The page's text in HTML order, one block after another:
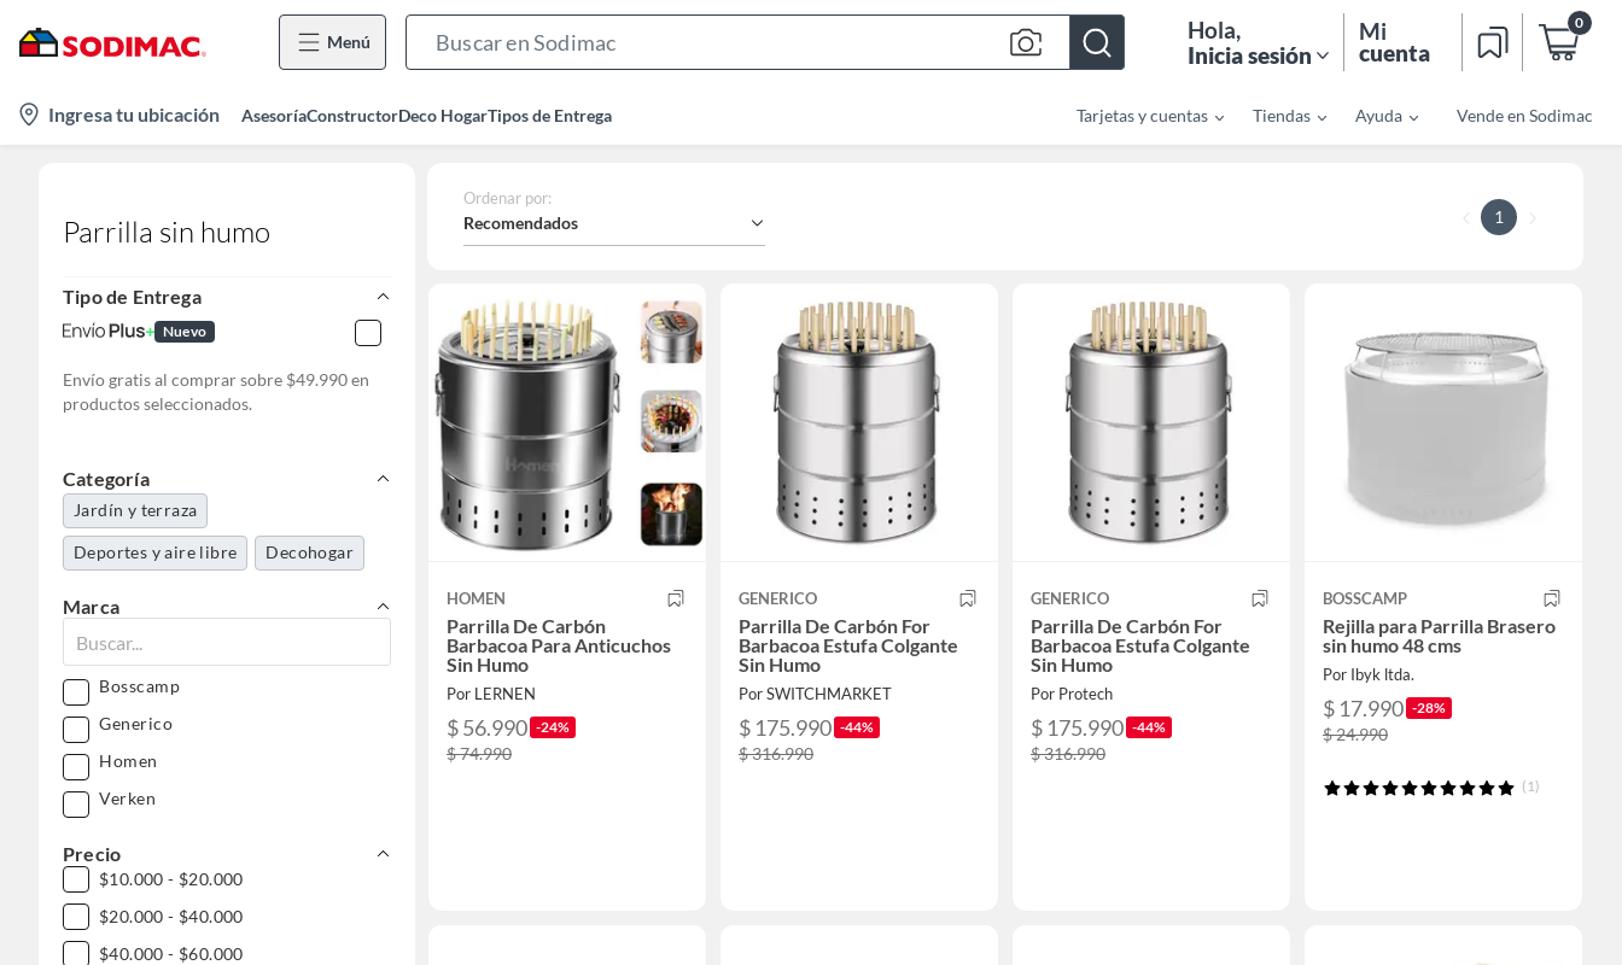
Menú
Bar
Hola,
Inicia sesión
Mi
cuenta
0
location-
icon
Ingresa tu ubicación AsesoríaConstructorDeco HogarTipos de Entrega Tarjetas y cuentas Tiendas Ayuda Vende en Sodimac
Parrilla sin humo
Tipo de Entrega
Nuevo
Envío gratis al comprar sobre $49.990 en
productos seleccionados.
Categoría
Jardín y terraza
Deportes y aire libre Decohogar
Marca
Bosscamp
Generico
Homen
Verken
Precio
$10.000 - $20.000
$20.000 - $40.000
$40.000 - $60.000
Ordenar por:
Recomendados 1
HOMEN
Parrilla De Carbón
Barbacoa Para Anticuchos
Sin Humo
Por LERNEN
$ 56.990 -24%
$ 74.990
GENERICO
Parrilla De Carbón For
Barbacoa Estufa Colgante
Sin Humo
Por SWITCHMARKET
$ 175.990 -44%
$ 316.990
GENERICO
Parrilla De Carbón For
Barbacoa Estufa Colgante
Sin Humo
Por Protech
$ 175.990 -44%
$ 316.990
BOSSCAMP
Rejilla para Parrilla Brasero
sin humo 48 cms
Por Ibyk ltda.
$ 17.990 -28%
$ 24.990
(1)